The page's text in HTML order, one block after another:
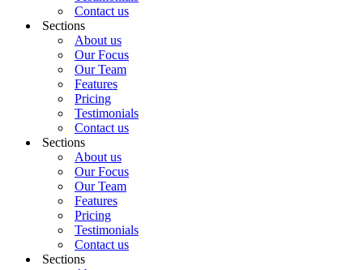
Contact us
Sections
About us
Our Focus
Our Team
Features
Pricing
Testimonials
Contact us
Sections
About us
Our Focus
Our Team
Features
Pricing
Testimonials
Contact us
Sections